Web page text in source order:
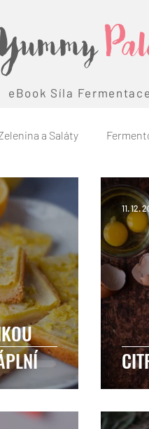
eBook Síla Fermentace
a Saláty
je paleo Témata
11. 12.